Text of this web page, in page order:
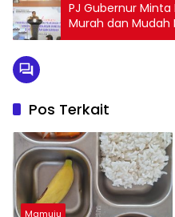
PJ Gubernur
Murah dan Mudah
Pos Terkait
Mamuju